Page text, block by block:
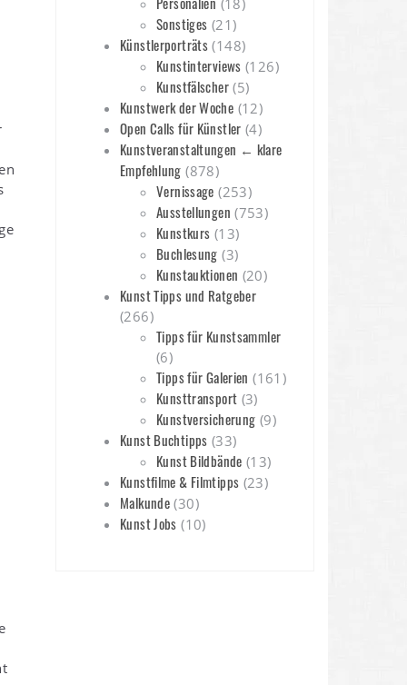
(18)
Sonstiges (21)
Künstlerporträts (148)
Kunstinterviews (126)
Kunstfälscher(5)
Kunstwerk der Woche (12)
Open Calls für Künstler (4)
Kunstveranstaltungen ← klare
Empfehlung (878)
Vernissage (253)
Ausstellungen (753)
Kunstkurs (13)
Buchlesung (3)
Kunstauktionen (20)
Kunst Tipps und Ratgeber
(266)
Tipps für Kunstsammler
(6)
Tipps für Galerien (161)
Kunsttransport (3)
Kunstversicherung (9)
Kunst Buchtipps (33)
Kunst Bildbände (13)
Kunstfilme & Filmtipps (23)
Malkunde (30)
Kunst Jobs (10)